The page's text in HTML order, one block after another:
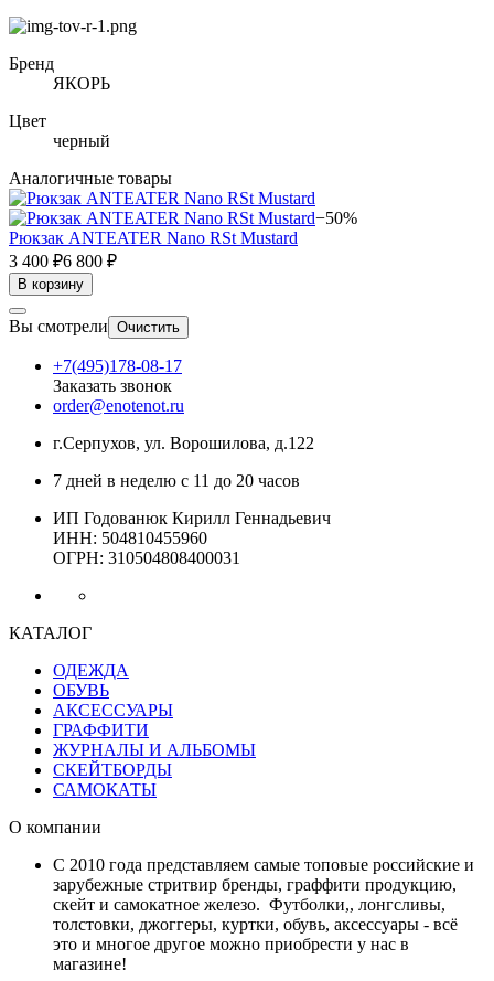
Бренд
ЯКОРЬ
Цвет
черный
Аналогичные товары
−50%
Рюкзак ANTEATER Nano RSt Mustard
3 400 ₽6 800 ₽
В корзину
Вы смотрели Очистить
+7(495)178-08-17
Заказать звонок
order@enotenot.ru
г.Серпухов, ул. Ворошилова, д.122
7 дней в неделю с 11 до 20 часов
ИП Годованюк Кирилл Геннадьевич
ИНН: 504810455960
ОГРН: 310504808400031
КАТАЛОГ
ОДЕЖДА
ОБУВЬ
АКСЕССУАРЫ
ГРАФФИТИ
ЖУРНАЛЫ И АЛЬБОМЫ
СКЕЙТБОРДЫ
САМОКАТЫ
О компании
С 2010 года представляем самые топовые российские и
зарубежные стритвир бренды, граффити продукцию,
скейт и самокатное железо. Футболки,, лонгсливы,
толстовки, джоггеры, куртки, обувь, аксессуары - всё
это и многое другое можно приобрести у нас в
магазине!